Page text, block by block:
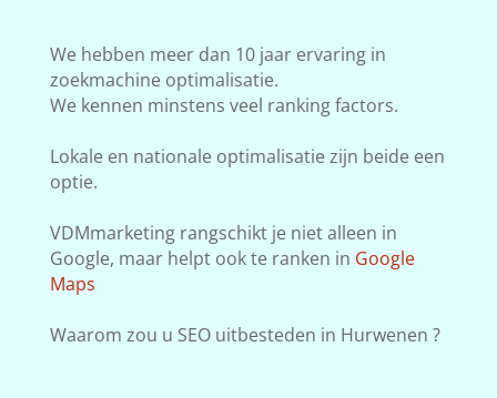
We hebben meer dan 10 jaar ervaring in
zoekmachine optimalisatie.
We kennen minstens veel ranking factors.
Lokale en nationale optimalisatie zijn beide een
optie.
VDMmarketing rangschikt je niet alleen in
Google, maar helpt ook te ranken in Google
Maps
Waarom zou u SEO uitbesteden in Hurwenen ?